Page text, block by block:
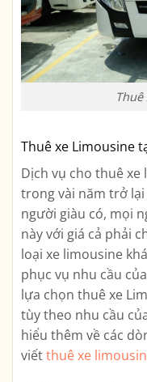
Thuê
Thuê xe Limousine
Dịch vụ cho thuê
trong vài năm trở
người giàu có, mọi
này với giá cả phải
loại xe limousine
phục vụ nhu cầu
lựa chọn thuê xe
tùy theo nhu cầu
hiểu thêm về các
viếtthuê xe